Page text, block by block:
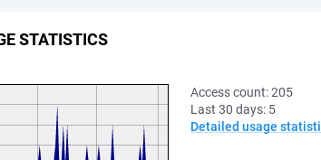
STATISTICS
Access count:205
Last 30 days: 5
Detailed usage